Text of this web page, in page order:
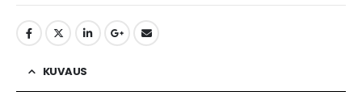
KUVAUS